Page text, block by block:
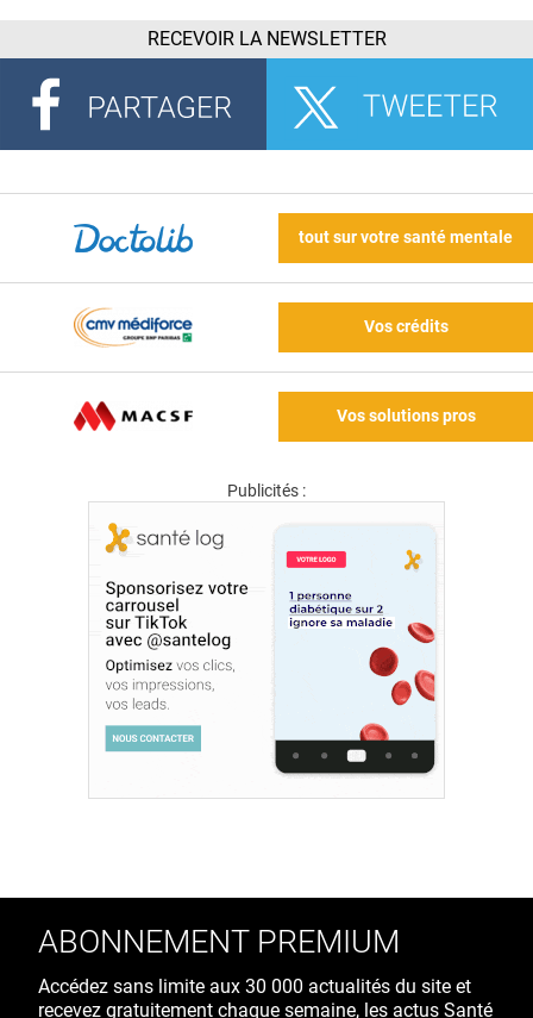
RECEVOIR LA NEWSLETTER
tout sur votre santé mentale
Vos crédits
Vos solutions pros
Publicités :
ABONNEMENT PREMIUM
Accédez sans limite aux 30 000 actualités du site et
recevez gratuitement chaque semaine, les actus Santé